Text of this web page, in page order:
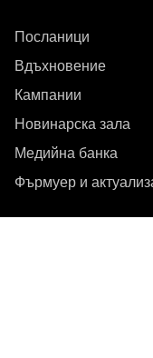
Посланици
Вдъхновение
Кампании
Новинарска зала
Медийна банка
Фърмуер и